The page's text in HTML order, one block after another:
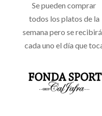
Se pueden comprar
todos los platos de la
semana pero se
cada uno el día que